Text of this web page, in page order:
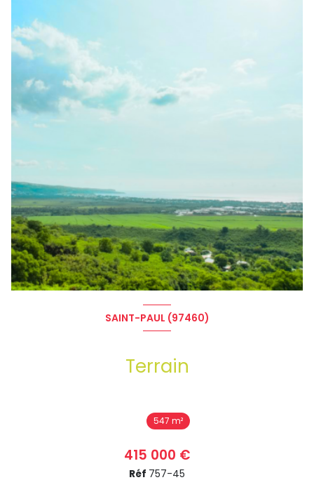
SAINT-PAUL (97460)
Terrain
547 m²
415 000 €
Réf 757-45